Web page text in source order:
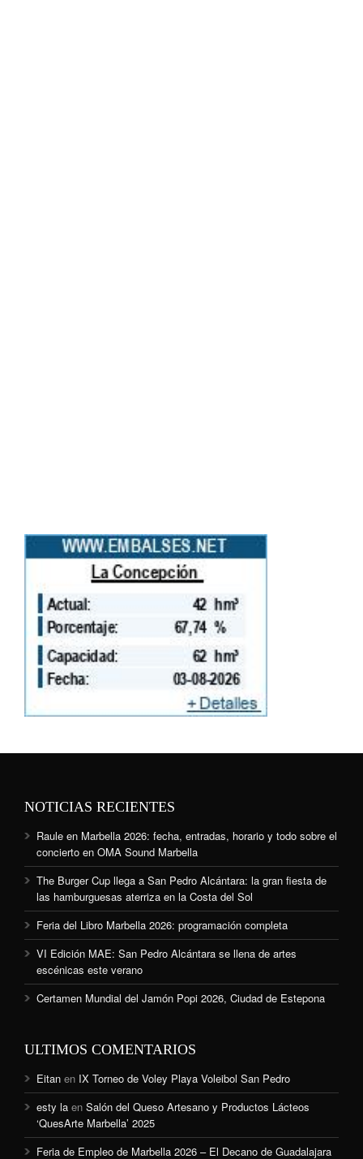
NOTICIAS RECIENTES
Raule en Marbella 2026: fecha, entradas, horario y todo sobre el
concierto en OMA Sound Marbella
The Burger Cup llega a San Pedro Alcántara: la gran fiesta de
las hamburguesas aterriza en la Costa del Sol
Feria del Libro Marbella 2026: programación completa
VI Edición MAE: San Pedro Alcántara se llena de artes
escénicas este verano
Certamen Mundial del Jamón Popi 2026, Ciudad de Estepona
ULTIMOS COMENTARIOS
Eitan en IX Torneo de Voley Playa Voleibol San Pedro
esty la en Salón del Queso Artesano y Productos Lácteos
‘QuesArte Marbella’ 2025
Feria de Empleo de Marbella 2026 – El Decano de Guadalajara